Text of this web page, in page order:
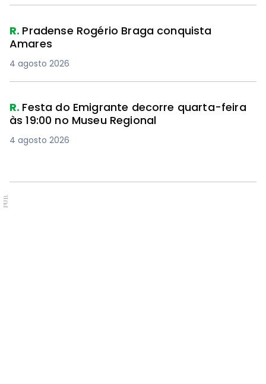
R. Pradense Rogério Braga conquista
Amares
4 agosto 2026
R. Festa do Emigrante decorre quarta-feira
às 19:00 no Museu Regional
4 agosto 2026
PUB.